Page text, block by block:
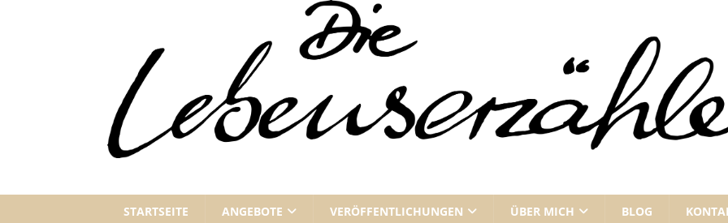
STARTSEITE ANGEBOTE VERÖFFENTLICHUNGEN ÜBER MICH BLOG